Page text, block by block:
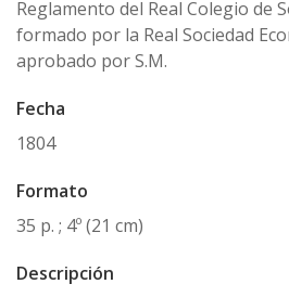
Reglamento del Real Colegio de
formado por la Real Sociedad
aprobado por S.M.
Fecha
1804
Formato
35 p. ; 4º (21 cm)
Descripción